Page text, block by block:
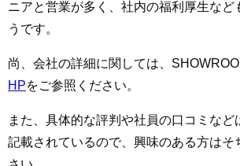
ニアと営業が多く、社内の福利厚生など
うです。
尚、会社の詳細に関しては、
HPをご参照ください。
また、具体的な評判や社員の口コミなど
記載されているので、興味のある方はそ